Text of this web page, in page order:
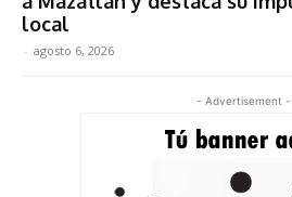
local
- agosto 6, 2026
- Advertisement -